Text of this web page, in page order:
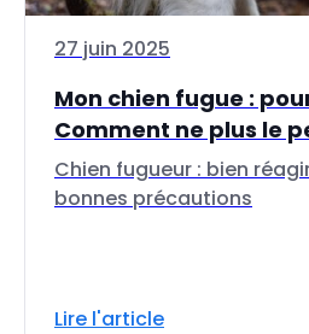
27 juin 2025
Mon chien fugue :
Comment ne plus le
Chien fugueur : bien
bonnes précautions
Lire l'article